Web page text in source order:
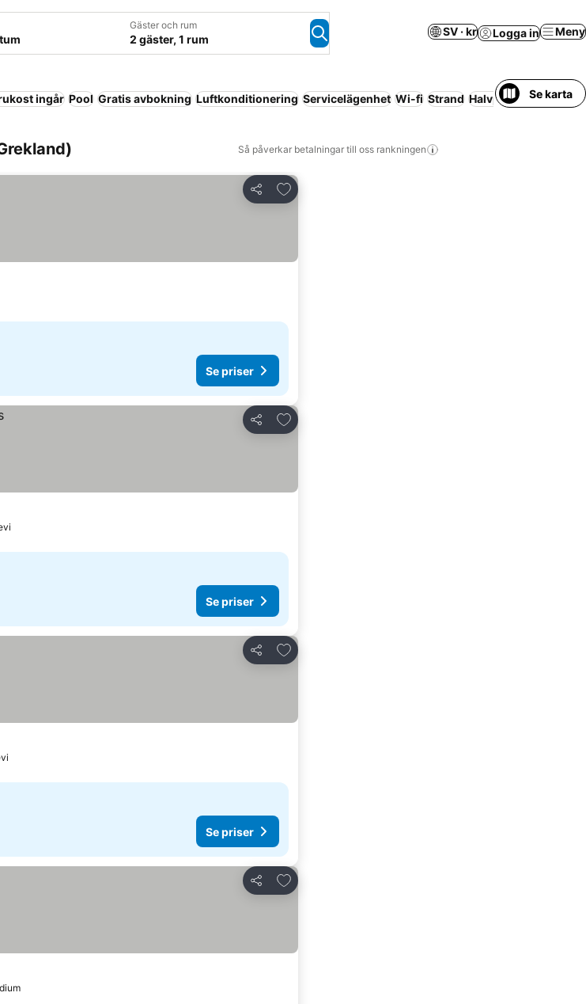
Gäster och rum
2 gäster, 1 rum
SV · kr Logga in Meny
ingår Pool Gratis avbokning Luftkonditionering Servicelägenhet Wi-fi Strand HalvpensionSe karta
Så påverkar betalningar till oss rankningen
Dela
Lägg till i Mina Favoriter
Se priser
Dela
Lägg till i Mina Favoriter
Se priser
Dela
Lägg till i Mina Favoriter
Se priser
Dela
Lägg till i Mina Favoriter